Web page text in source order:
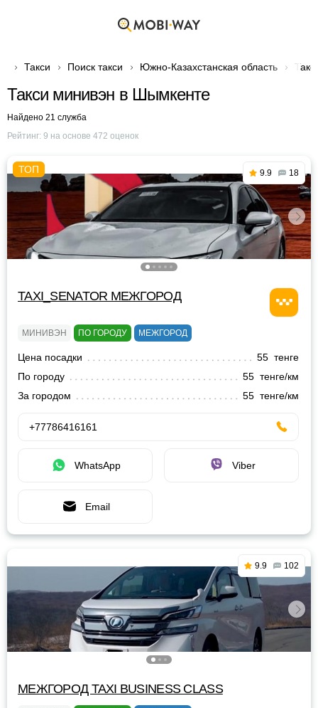
Такси Поиск такси Южно-Казахстанская область
Такси минивэн в Шымкенте
Найдено 21 служба
Рейтинг: 9 на основе 472 оценок
9.9 18
TAXI_SENATOR МЕЖГОРОД
МИНИВЭН ПО ГОРОДУ МЕЖГОРОД
Цена посадки
55 тенге
По городу
55 тенге/км
За городом
55 тенге/км
+77786416161
WhatsApp Viber
Email
9.9 102
МЕЖГОРОД TAXI BUSINESS CLASS